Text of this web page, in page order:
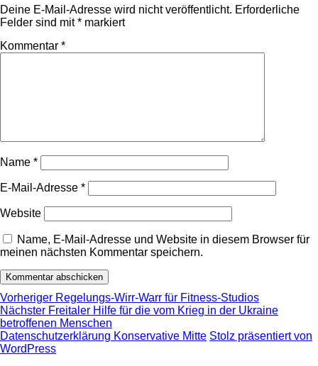
Deine E-Mail-Adresse wird nicht veröffentlicht. Erforderliche
Felder sind mit* markiert
Kommentar *
Name *
E-Mail-Adresse *
Website
Name, E-Mail-Adresse und Website in diesem Browser für
meinen nächsten Kommentar speichern.
Beitragsnavigation
Vorheriger Vorheriger
Beitrag:
Regelungs-Wirr-Warr für Fitness-Studios
Nächster Nächster
Beitrag:
Freitaler Hilfe für die vom Krieg in der Ukraine
betroffenen Menschen
Datenschutzerklärung Konservative Mitte Stolz präsentiert von
WordPress